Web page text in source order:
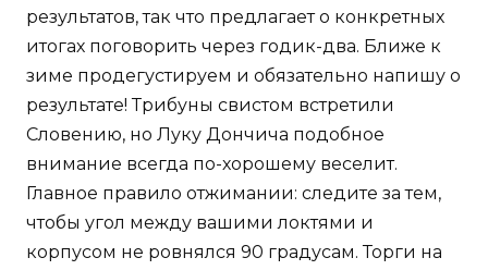
результатов, так что предлагает о конкретных
итогах поговорить через годик-два. Ближе к
зиме продегустируем и обязательно напишу о
результате! Трибуны свистом встретили
Словению, но Луку Дончича подобное
внимание всегда по-хорошему веселит.
Главное правило отжимании: следите за тем,
чтобы угол между вашими локтями и
корпусом не ровнялся 90 градусам. Торги на